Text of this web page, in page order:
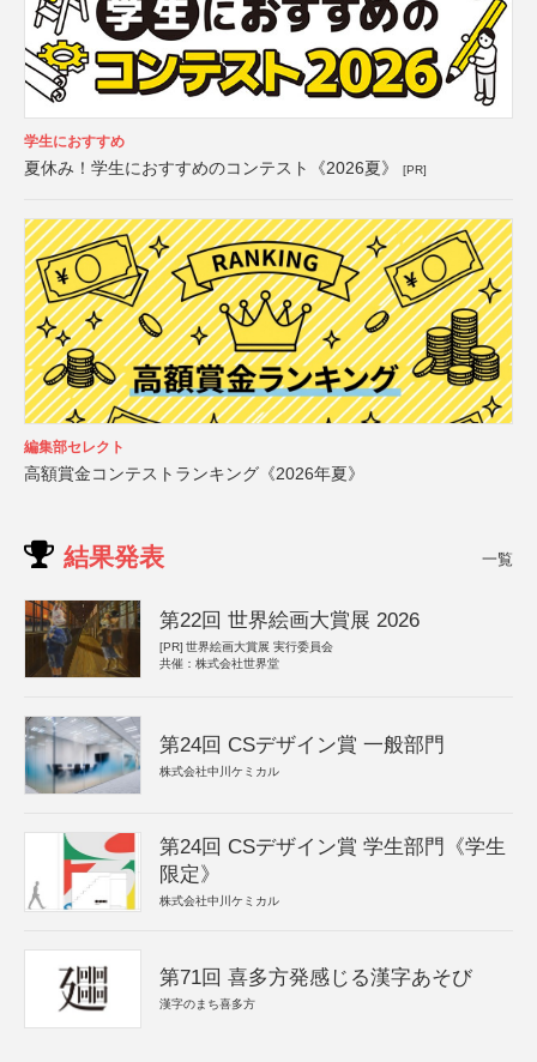
学生におすすめ
夏休み！学生におすすめのコンテスト《2026夏》 [PR]
編集部セレクト
高額賞金コンテストランキング《2026年夏》
結果発表 一覧
第22回 世界絵画大賞展 2026
[PR] 世界絵画大賞展 実行委員会
共催：株式会社世界堂
第24回 CSデザイン賞 一般部門
株式会社中川ケミカル
第24回 CSデザイン賞 学生部門《学生
限定》
株式会社中川ケミカル
第71回 喜多方発感じる漢字あそび
漢字のまち喜多方